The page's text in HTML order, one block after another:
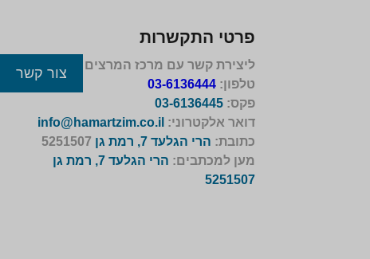
פרטי התקשרות
ליצירת קשר עם מרכז המרצים לישראל
טלפון:03-6136444
פקס:03-6136445
דואר אלקטרוני: info@hamartzim.co.il
כתובת: הרי הגלעד 7, רמת גן
מען למכתבים:
הרי הגלעד 7, רמת גן
5251507
צור קשר